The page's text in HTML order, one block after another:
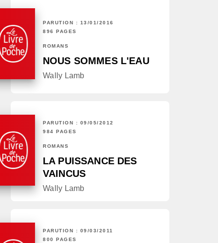
PARUTION : 13/01/2016
896 PAGES
ROMANS
NOUS SOMMES L'EAU
Wally Lamb
PARUTION : 09/05/2012
984 PAGES
ROMANS
LA PUISSANCE DES
VAINCUS
Wally Lamb
PARUTION : 09/03/2011
800 PAGES